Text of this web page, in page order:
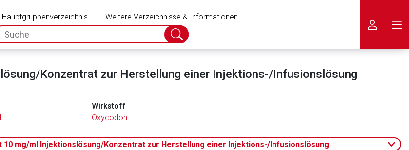
Hauptgruppenverzeichnis
Weitere Verzeichnisse & Informationen
Suche
abschicken
Konzentrat zur Herstellung einer Injektions-/Infusionslösung
Wirkstoff
Oxycodon
10 mg/ml Injektionslösung/Konzentrat zur Herstellung einer Injektions-/Infusionslösung